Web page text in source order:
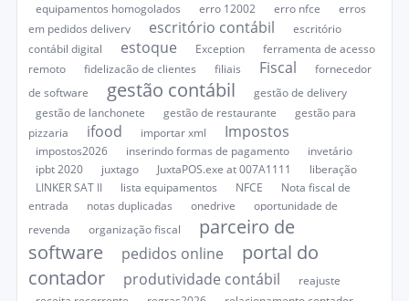
equipamentos homogolados
erro 12002 erro nfce
erros
em pedidos delivery
escritório contábil
escritório
contábil digital
estoque Exception
ferramenta de acesso
remoto
fidelização de clientes filiais Fiscal
fornecedor
de software
gestão contábil
gestão de delivery
gestão de lanchonete
gestão de restaurante
gestão para
pizzaria
ifood importar xml Impostos
impostos2026 inserindo formas de pagamento
invetário
ipbt 2020
juxtago JuxtaPOS.exe at 007A1111
liberação
LINKER SAT II
lista equipamentos NFCE
Nota fiscal de
entrada
notas duplicadas onedrive
oportunidade de
revenda
organização fiscal
parceiro de
software
pedidos online
portal do
contador
produtividade contábil
reajuste